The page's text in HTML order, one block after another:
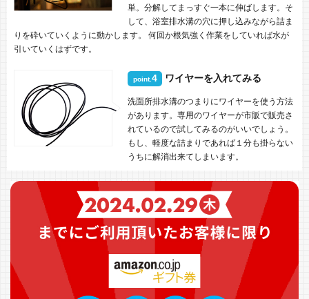
単。分解してまっすぐ一本に伸ばします。そ
して、浴室排水溝の穴に押し込みながら詰ま
りを砕いていくように動かします。 何回か根気強く作業をしていれば水が
引いていくはずです。
point.4 ワイヤーを入れてみる
洗面所排水溝のつまりにワイヤーを使う方法
があります。専用のワイヤーが市販で販売さ
れているので試してみるのがいいでしょう。
もし、軽度な詰まりであれば１分も掛らない
うちに解消出来てしまいます。